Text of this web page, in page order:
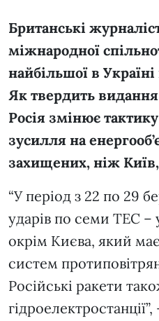
Британські
міжнародної
найбільшої в Україні
Як твердить видання
Росія змінює
зусилля на
захищених, ніж Київ,
“У період з 22 по 29
ударів по семи ТЕС –
окрім Києва, який
систем
Російські ракети